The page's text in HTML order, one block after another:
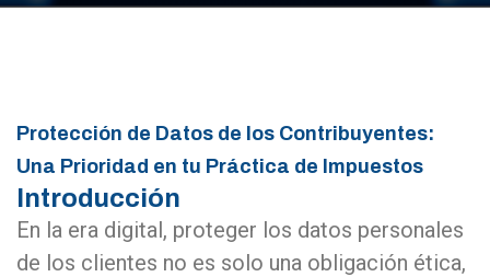
Protección de Datos de los Contribuyentes:
Una Prioridad en tu Práctica de Impuestos
Introducción
En la era digital, proteger los datos personales
de los clientes no es solo una obligación ética,